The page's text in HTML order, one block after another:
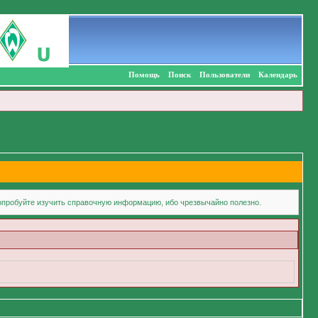
Помощь Поиск Пользователи Календарь
изучить справочную информацию, ибо чрезвычайно полезно.